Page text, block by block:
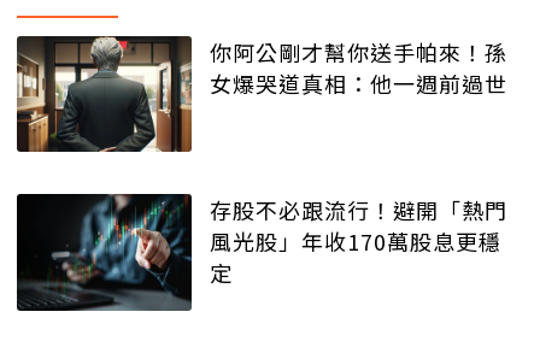
你阿公剛才幫你送手帕來！孫
女爆哭道真相：他一週前過世
存股不必跟流行！避開「熱門
風光股」年收170萬股息更穩
定